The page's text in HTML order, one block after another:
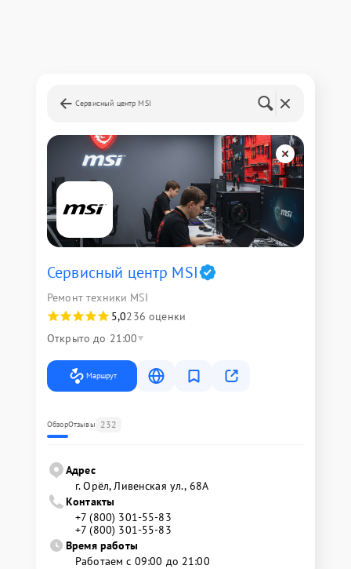
Сервисный центр MSI
Сервисный центр MSI
Ремонт техники MSI
5,0236 оценки
Открыто до 21:00
Маршрут
ОбзорОтзывы 232
Адрес
г. Орёл, Ливенская ул., 68А
Контакты
+7 (800) 301-55-83
+7 (800) 301-55-83
Время работы
Работаем с 09:00 до 21:00